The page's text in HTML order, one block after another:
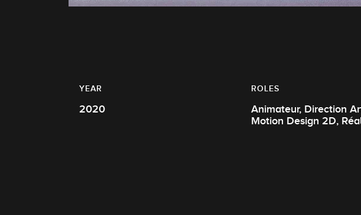
YEAR
2020
ROLES
Animateur, Direction Artistique
Motion